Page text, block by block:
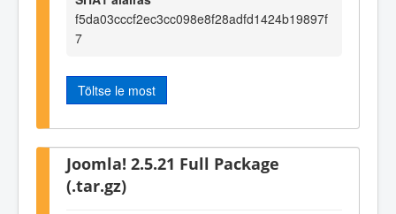
f5da03cccf2ec3cc098e8f28adfd1424b19897f
7
Töltse le most
Joomla! 2.5.21 Full Package
(.tar.gz)